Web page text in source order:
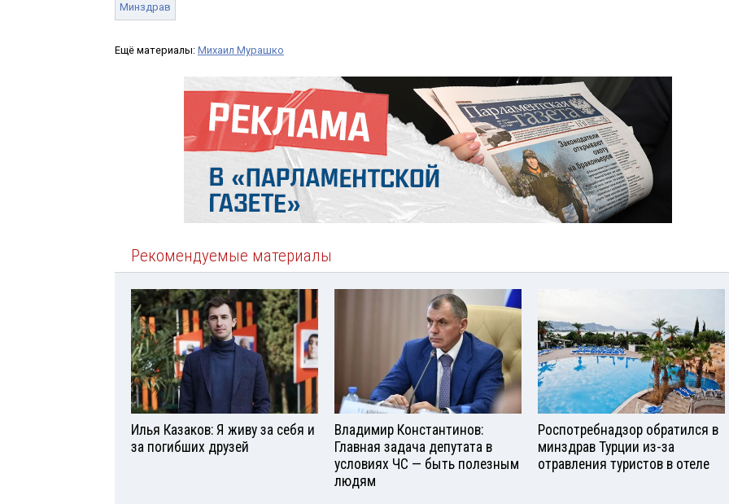
Минздрав
Ещё материалы: Михаил Мурашко
Рекомендуемые материалы
Илья Казаков: Я живу за себя и
за погибших друзей
Владимир Константинов:
Главная задача депутата в
условиях ЧС — быть полезным
людям
Роспотребнадзор обратился в
минздрав Турции из-за
отравления туристов в отеле